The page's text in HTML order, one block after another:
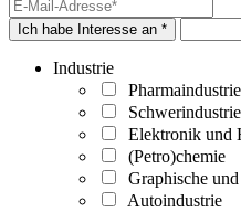
Ich habe Interesse an *
Industrie
Pharmaindustrie
Elektronik und
(Petro)chemie
Graphische
Autoindustrie